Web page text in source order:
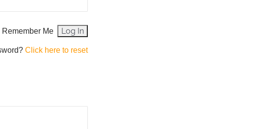
Remember Me
Click here to reset